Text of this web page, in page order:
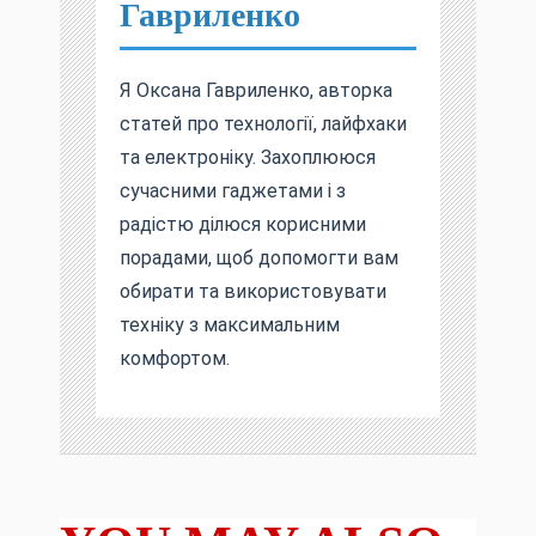
Гавриленко
Я Оксана Гавриленко, авторка
статей про технології, лайфхаки
та електроніку. Захоплююся
сучасними гаджетами і з
радістю ділюся корисними
порадами, щоб допомогти вам
обирати та використовувати
техніку з максимальним
комфортом.